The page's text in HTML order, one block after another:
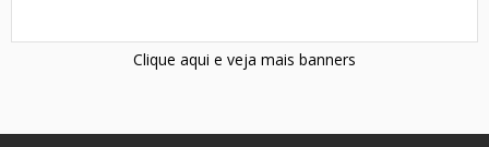
Clique aqui e veja mais banners